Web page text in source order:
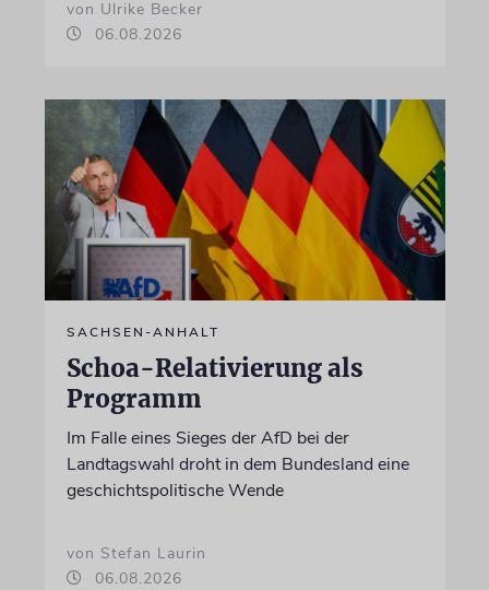
von Ulrike Becker
06.08.2026
SACHSEN-ANHALT
Schoa-Relativierung als
Programm
Im Falle eines Sieges der AfD bei der
Landtagswahl droht in dem Bundesland eine
geschichtspolitische Wende
von Stefan Laurin
06.08.2026